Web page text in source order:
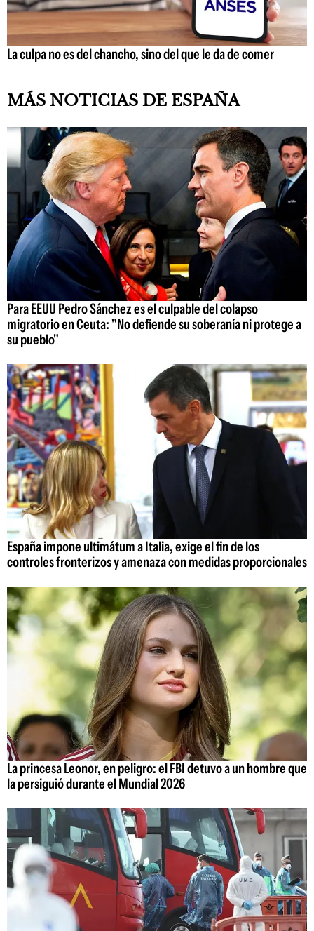
La culpa no es del chancho, sino del que le da de comer
MÁS NOTICIAS DE ESPAÑA
Para EEUU Pedro Sánchez es el culpable del colapso
migratorio en Ceuta: "No defiende su soberanía ni protege a
su pueblo"
España impone ultimátum a Italia, exige el fin de los
controles fronterizos y amenaza con medidas proporcionales
La princesa Leonor, en peligro: el FBI detuvo a un hombre que
la persiguió durante el Mundial 2026